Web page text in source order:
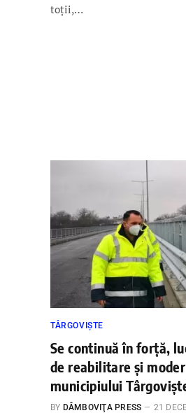
toții,…
TÂRGOVIȘTE
Se continuă în forță,
de reabilitare și
municipiului
BY DÂMBOVIŢA PRESS 21